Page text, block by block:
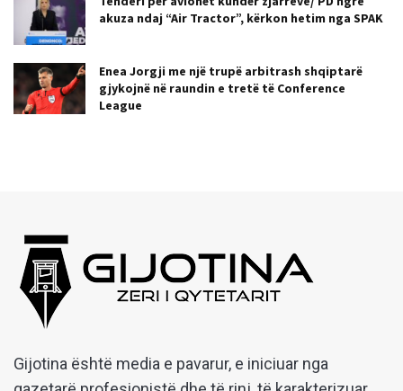
akuza ndaj “Air Tractor”, kërkon hetim nga SPAK
Enea Jorgji me një trupë arbitrash shqiptarë
gjykojnë në raundin e tretë të Conference
League
Gijotina është media e pavarur, e iniciuar nga